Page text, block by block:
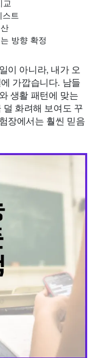
교
트
방향 확정
이 아니라, 내가 오
가깝습니다. 남들
생활 패턴에 맞는
화려해 보여도 꾸
장에서는 훨씬 믿음